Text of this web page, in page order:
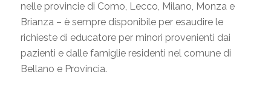
nelle provincie di Como, Lecco, Milano, Monza e
Brianza – è sempre disponibile per esaudire le
richieste di educatore per minori provenienti dai
pazienti e dalle famiglie residenti nel comune di
Bellano e Provincia.